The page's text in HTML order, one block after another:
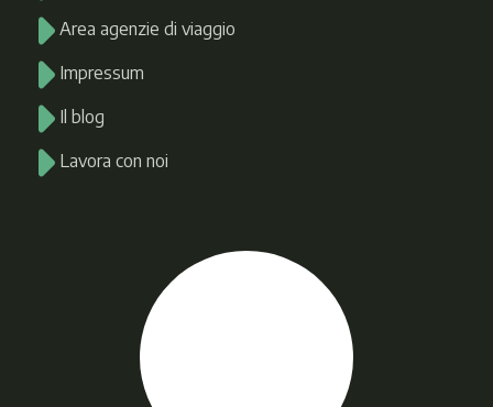
Area agenzie di viaggio
Impressum
Il blog
Lavora con noi